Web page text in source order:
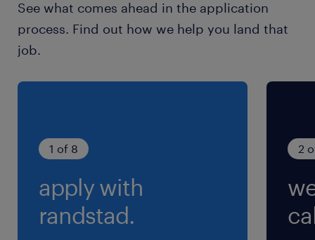
休日休暇
土日祝日
土日祝休み（完全週休2日制）
9:30-18:00（実働7時間30分・休憩60分）
残業
月～20時間ほど ★残業少なめ
See what comes ahead in the application
process. Find out how we help you land that
job.
1 of 8
apply with
randstad.
2